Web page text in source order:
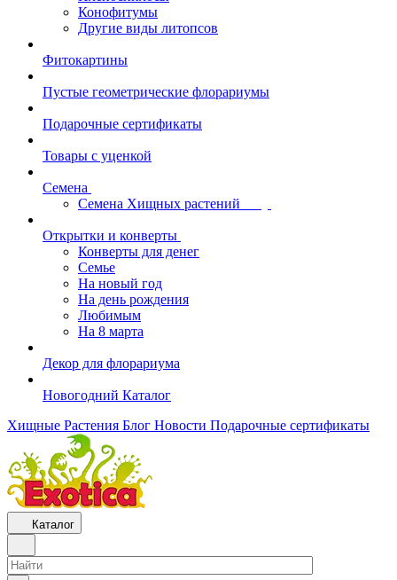
Конофитумы
Другие виды литопсов
Фитокартины
Пустые геометрические флорариумы
Подарочные сертификаты
Товары с уценкой
Семена
Семена Хищных растений
Открытки и конверты
Конверты для денег
Семье
На новый год
На день рождения
Любимым
На 8 марта
Декор для флорариума
Новогодний Каталог
Хищные Растения Блог Новости Подарочные сертификаты
Каталог